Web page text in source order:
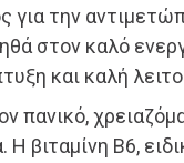
για την
στον καλό
και καλή
πανικό,
Η βιταμίνη Β6,